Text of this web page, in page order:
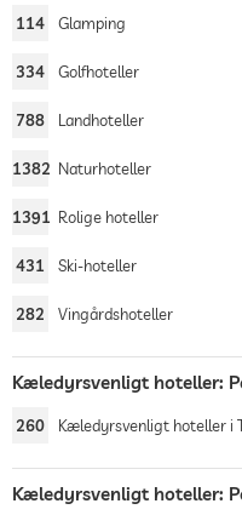
114 Glamping
334 Golfhoteller
788 Landhoteller
1382 Naturhoteller
1391 Rolige hoteller
431 Ski-hoteller
282 Vingårdshoteller
Kæledyrsvenligt hoteller:
260 Kæledyrsvenligt hoteller i
Kæledyrsvenligt hoteller: